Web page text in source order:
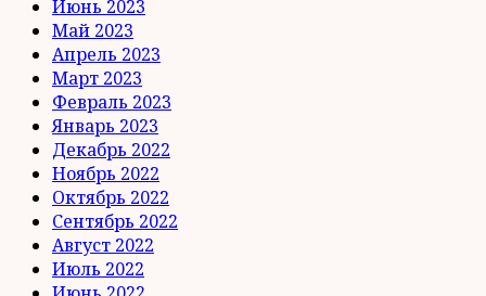
Июнь 2023
Май 2023
Апрель 2023
Март 2023
Февраль 2023
Январь 2023
Декабрь 2022
Ноябрь 2022
Октябрь 2022
Сентябрь 2022
Август 2022
Июль 2022